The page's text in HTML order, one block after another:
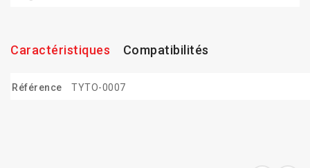
Caractéristiques Compatibilités
Référence TYTO-0007